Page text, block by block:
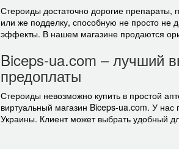
Стероиды достаточно дорогие препараты,
или же подделку, способную не просто не
эффекты. В нашем магазине продаются
Biceps-ua.com – лучший
предоплаты
Стероиды невозможно купить в простой
виртуальный магазин Biceps-ua.com. У
Украины. Клиент может выбрать удобный